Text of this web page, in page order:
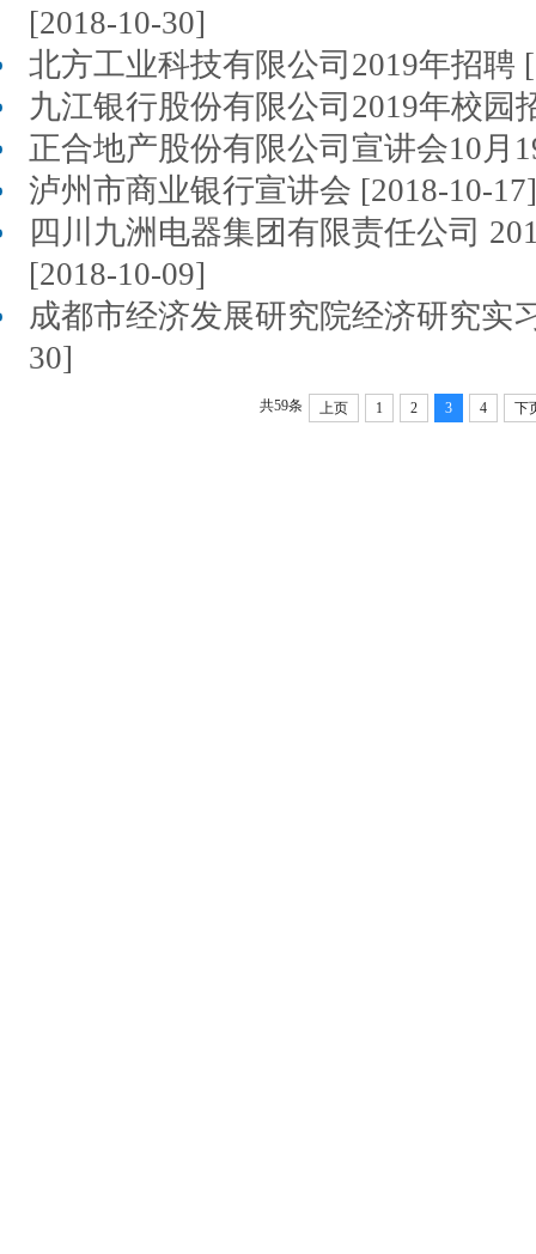
[2018-10-30]
北方工业科技有限公司2019年招聘
九江银行股份有限公司2019年校园
正合地产股份有限公司宣讲会10月
泸州市商业银行宣讲会 [2018-10-17]
四川九洲电器集团有限责任公司
[2018-10-09]
成都市经济发展研究院经济研究实
30]
共59条 上页 1 2 3 4 下